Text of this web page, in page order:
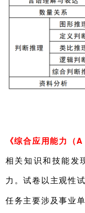
《综合应用能力（A
相关知识和技能发
力。试卷以主观性
任务主要涉及事业